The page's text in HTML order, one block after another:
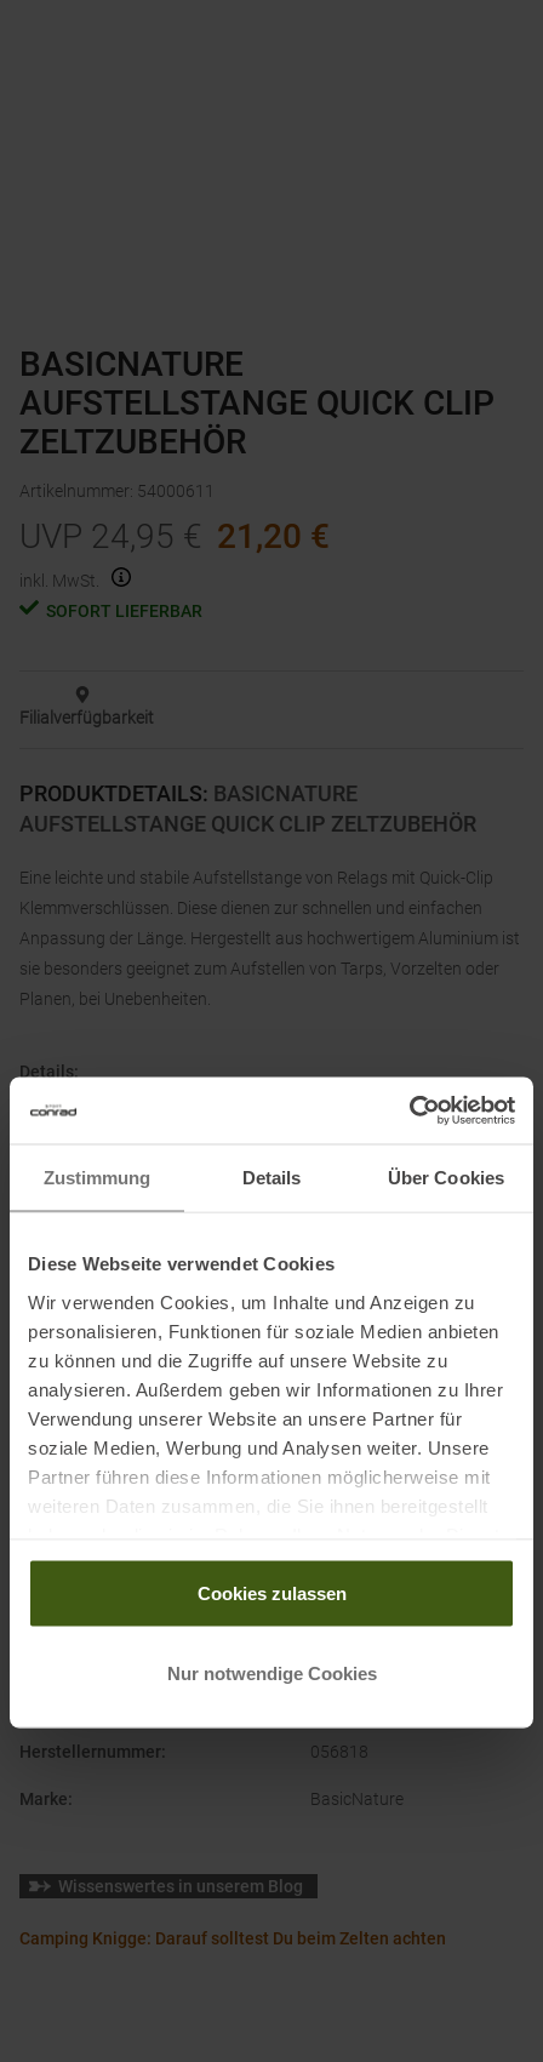
Zustimmung Details Über Cookies
Diese Webseite verwendet Cookies
Wir verwenden Cookies, um Inhalte und Anzeigen zu
personalisieren, Funktionen für soziale Medien anbieten
zu können und die Zugriffe auf unsere Website zu
analysieren. Außerdem geben wir Informationen zu Ihrer
Verwendung unserer Website an unsere Partner für
soziale Medien, Werbung und Analysen weiter. Unsere
Partner führen diese Informationen möglicherweise mit
weiteren Daten zusammen, die Sie ihnen bereitgestellt
gesammelt haben.
Cookies zulassen
Nur notwendige Cookies
PRODUKTDETAILS: BASICNATURE
AUFSTELLSTANGE QUICK CLIP ZELTZUBEHÖR
Eine leichte und stabile Aufstellstange von Relags mit Quick-Clip
Klemmverschlüssen. Diese dienen zur schnellen und einfachen
Anpassung der Länge. Hergestellt aus hochwertigem Aluminium ist
sie besonders geeignet zum Aufstellen von Tarps, Vorzelten oder
Planen, bei Unebenheiten.
Details:
• Aluminiumstange mit Klemmverschlüssen
• 3 Segmente
Informationen zu EU Verordnung GPSR
Name des Herstellers:Relags GmbH
Postanschrift des Herstellers:Im Grund 6-10, 83104
Tuntenhausen/ Hht., Deutschland
BASICNATURE
AUFSTELLSTANGE QUICK CLIP
ZELTZUBEHÖR
Artikelnummer: 54000611
UVP 24,95 € 21,20 €
inkl. MwSt.
SOFORT LIEFERBAR
Filialverfügbarkeit
PRODUKTEIGENSCHAFTEN:
Herstellernummer: 056818
Marke: BasicNature
Wissenswertes in unserem Blog
Camping Knigge: Darauf solltest Du beim Zelten achten